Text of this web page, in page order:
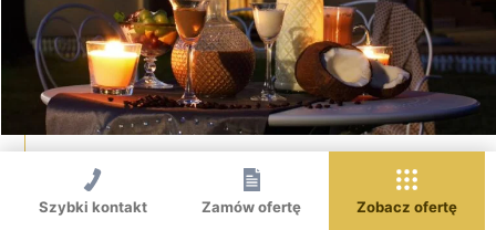
Szybki kontakt Zamów ofertę Zobacz ofertę